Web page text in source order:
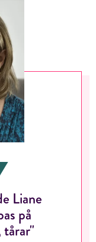
Liane
på